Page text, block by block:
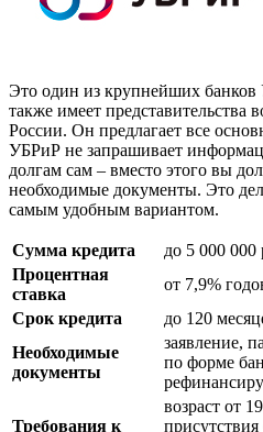
Это один из крупнейших банков
также имеет представительства
России. Он предлагает все
УБРиР не запрашивает
долгам сам – вместо этого вы
необходимые документы. Это
самым удобным вариантом.
Сумма кредита
до 5 000 000
Процентная
ставка
от 7,9%
Срок кредита
до 120
Необходимые
документы
заявление,
по форме
Требования к
возраст от